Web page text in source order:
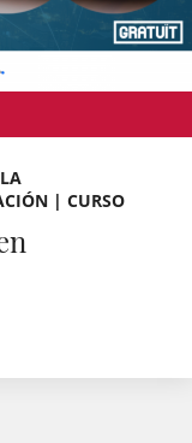
| CURSO